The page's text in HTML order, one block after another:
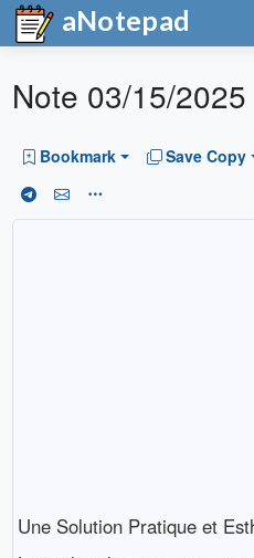
aNotepad
Note 03/15/
Bookmark Save Copy
Une Solution Pratique et